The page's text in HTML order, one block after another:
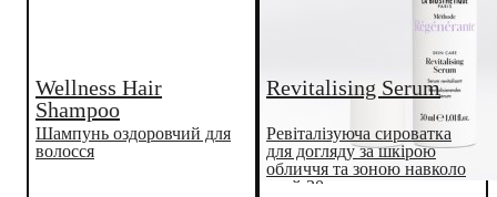
Wellness Hair
Shampoo
Шампунь оздоровчий для
волосся
Revitalising Serum
Ревіталізуюча сироватка
для догляду за шкірою
обличчя та зоною навколо
очей 30 мл